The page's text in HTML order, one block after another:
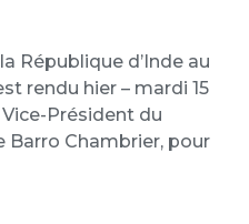
République d’Inde au
rendu hier – mardi 15
Président du
Barro Chambrier, pour